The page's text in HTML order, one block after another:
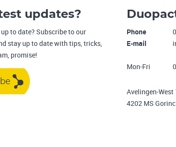
updates?
to date? Subscribe to our
stay up to date with tips, tricks,
promise!
Phone
E-mail
Mon-Fri
Avelingen-West
4202 MS